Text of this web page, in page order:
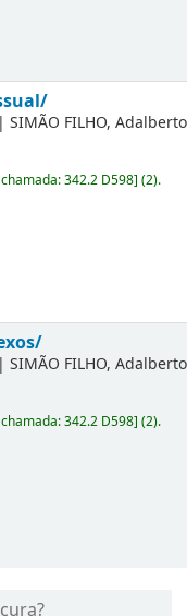
|SIMÃO FILHO, Adalberto
chamada:342.2 D598](2).
|SIMÃO FILHO, Adalberto
chamada:342.2 D598](2).